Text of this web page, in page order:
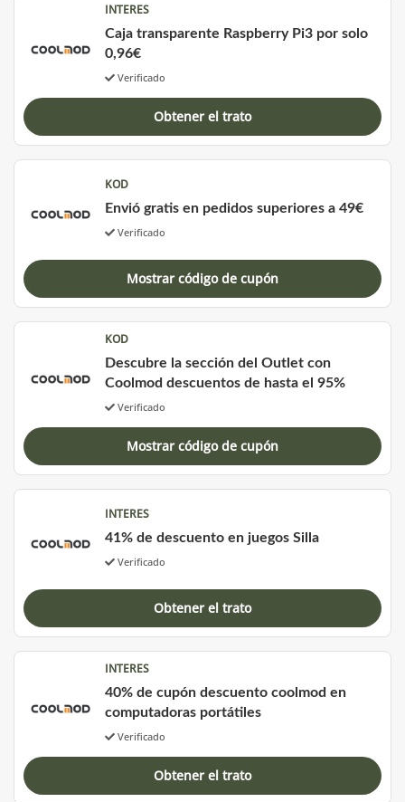
INTERES
Caja transparente Raspberry Pi3 por solo
0,96€
Verificado
Obtener el trato
KOD
Envió gratis en pedidos superiores a 49€
Verificado
Mostrar código de cupón
KOD
Descubre la sección del Outlet con
Coolmod descuentos de hasta el 95%
Verificado
Mostrar código de cupón
INTERES
41% de descuento en juegos Silla
Verificado
Obtener el trato
INTERES
40% de cupón descuento coolmod en
computadoras portátiles
Verificado
Obtener el trato